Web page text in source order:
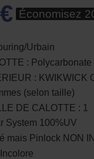
Économisez
Urbain
: Polycarbonate
: KWIKWICK
(selon taille)
DE CALOTTE : 1
System 100%UV
mais Pinlock NON